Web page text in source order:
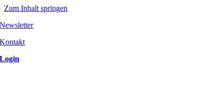
Zum Inhalt springen
Newsletter
Kontakt
Login